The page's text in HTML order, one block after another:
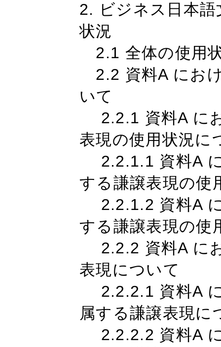
2. ビジネス日本
状況
2.1 全体の使用
2.2 資料A にお
いて
2.2.1 資料A に
表現の使用状況に
2.2.1.1 資料A
する謙譲表現の使
2.2.1.2 資料A
する謙譲表現の使
2.2.2 資料A に
表現について
2.2.2.1 資料A
属する謙譲表現に
2.2.2.2 資料A